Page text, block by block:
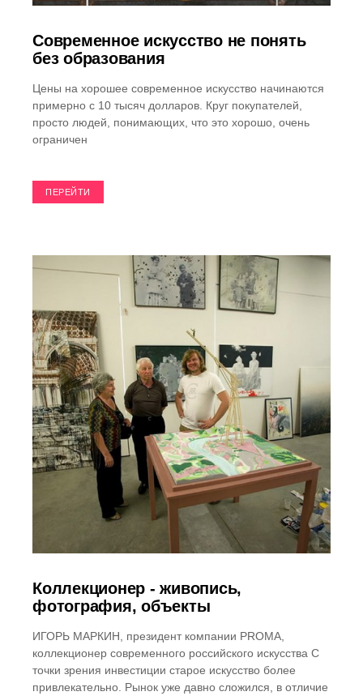
Современное искусство не понять
без образования
Цены на хорошее современное искусство начинаются
примерно с 10 тысяч долларов. Круг покупателей,
просто людей, понимающих, что это хорошо, очень
ограничен
ПЕРЕЙТИ
Коллекционер - живопись,
фотография, объекты
ИГОРЬ МАРКИН, президент компании PROMA,
коллекционер современного российского искусства С
точки зрения инвестиции старое искусство более
привлекательно. Рынок уже давно сложился, в отличие